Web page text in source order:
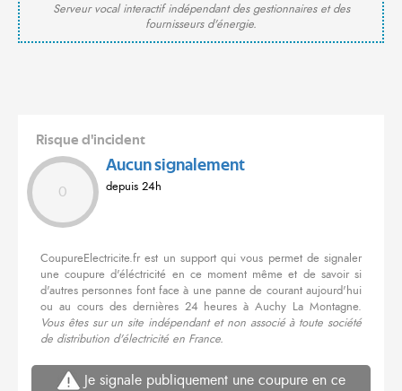
Serveur vocal interactif indépendant des gestionnaires et des
fournisseurs d'énergie.
Risque d'incident
0
Aucun signalement
depuis 24h
CoupureElectricite.fr est un support qui vous permet de signaler
une coupure d'éléctricité en ce moment même et de savoir si
d'autres personnes font face à une panne de courant aujourd'hui
ou au cours des dernières 24 heures à Auchy La Montagne.
Vous êtes sur un site indépendant et non associé à toute société
de distribution d'électricité en France.
Je signale publiquement une coupure en ce